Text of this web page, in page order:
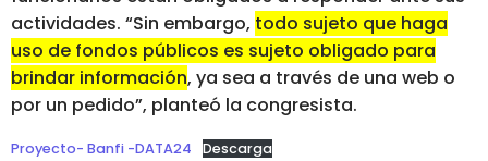
actividades. “Sin embargo, todo sujeto que haga
uso de fondos públicos es sujeto obligado para
brindar información, ya sea a través de una web o
por un pedido”, planteó la congresista.
Proyecto- Banfi -DATA24 Descarga